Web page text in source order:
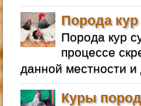
Порода кур
Порода кур
процессе
данной местности
Куры